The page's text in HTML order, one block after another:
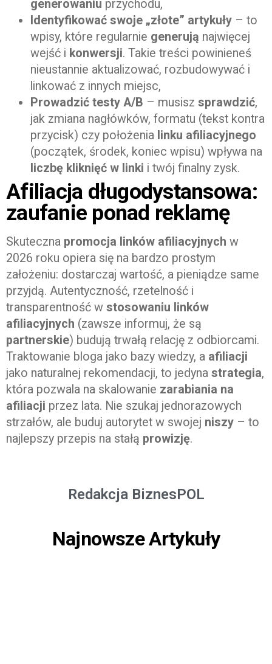
generowaniu przychodu,
Identyfikować swoje „złote” artykuły – to
wpisy, które regularnie generują najwięcej
wejść i konwersji. Takie treści powinieneś
nieustannie aktualizować, rozbudowywać i
linkować z innych miejsc,
Prowadzić testy A/B – musisz sprawdzić,
jak zmiana nagłówków, formatu (tekst kontra
przycisk) czy położenia linku afiliacyjnego
(początek, środek, koniec wpisu) wpływa na
liczbę kliknięć w linki i twój finalny zysk.
Afiliacja długodystansowa:
zaufanie ponad reklamę
Skuteczna promocja linków afiliacyjnych w
2026 roku opiera się na bardzo prostym
założeniu: dostarczaj wartość, a pieniądze same
przyjdą. Autentyczność, rzetelność i
transparentność w stosowaniu linków
afiliacyjnych (zawsze informuj, że są
partnerskie) budują trwałą relację z odbiorcami.
Traktowanie bloga jako bazy wiedzy, a afiliacji
jako naturalnej rekomendacji, to jedyna strategia,
która pozwala na skalowanie zarabiania na
afiliacji przez lata. Nie szukaj jednorazowych
strzałów, ale buduj autorytet w swojej niszy – to
najlepszy przepis na stałą prowizję.
Redakcja BiznesPOL
Najnowsze Artykuły